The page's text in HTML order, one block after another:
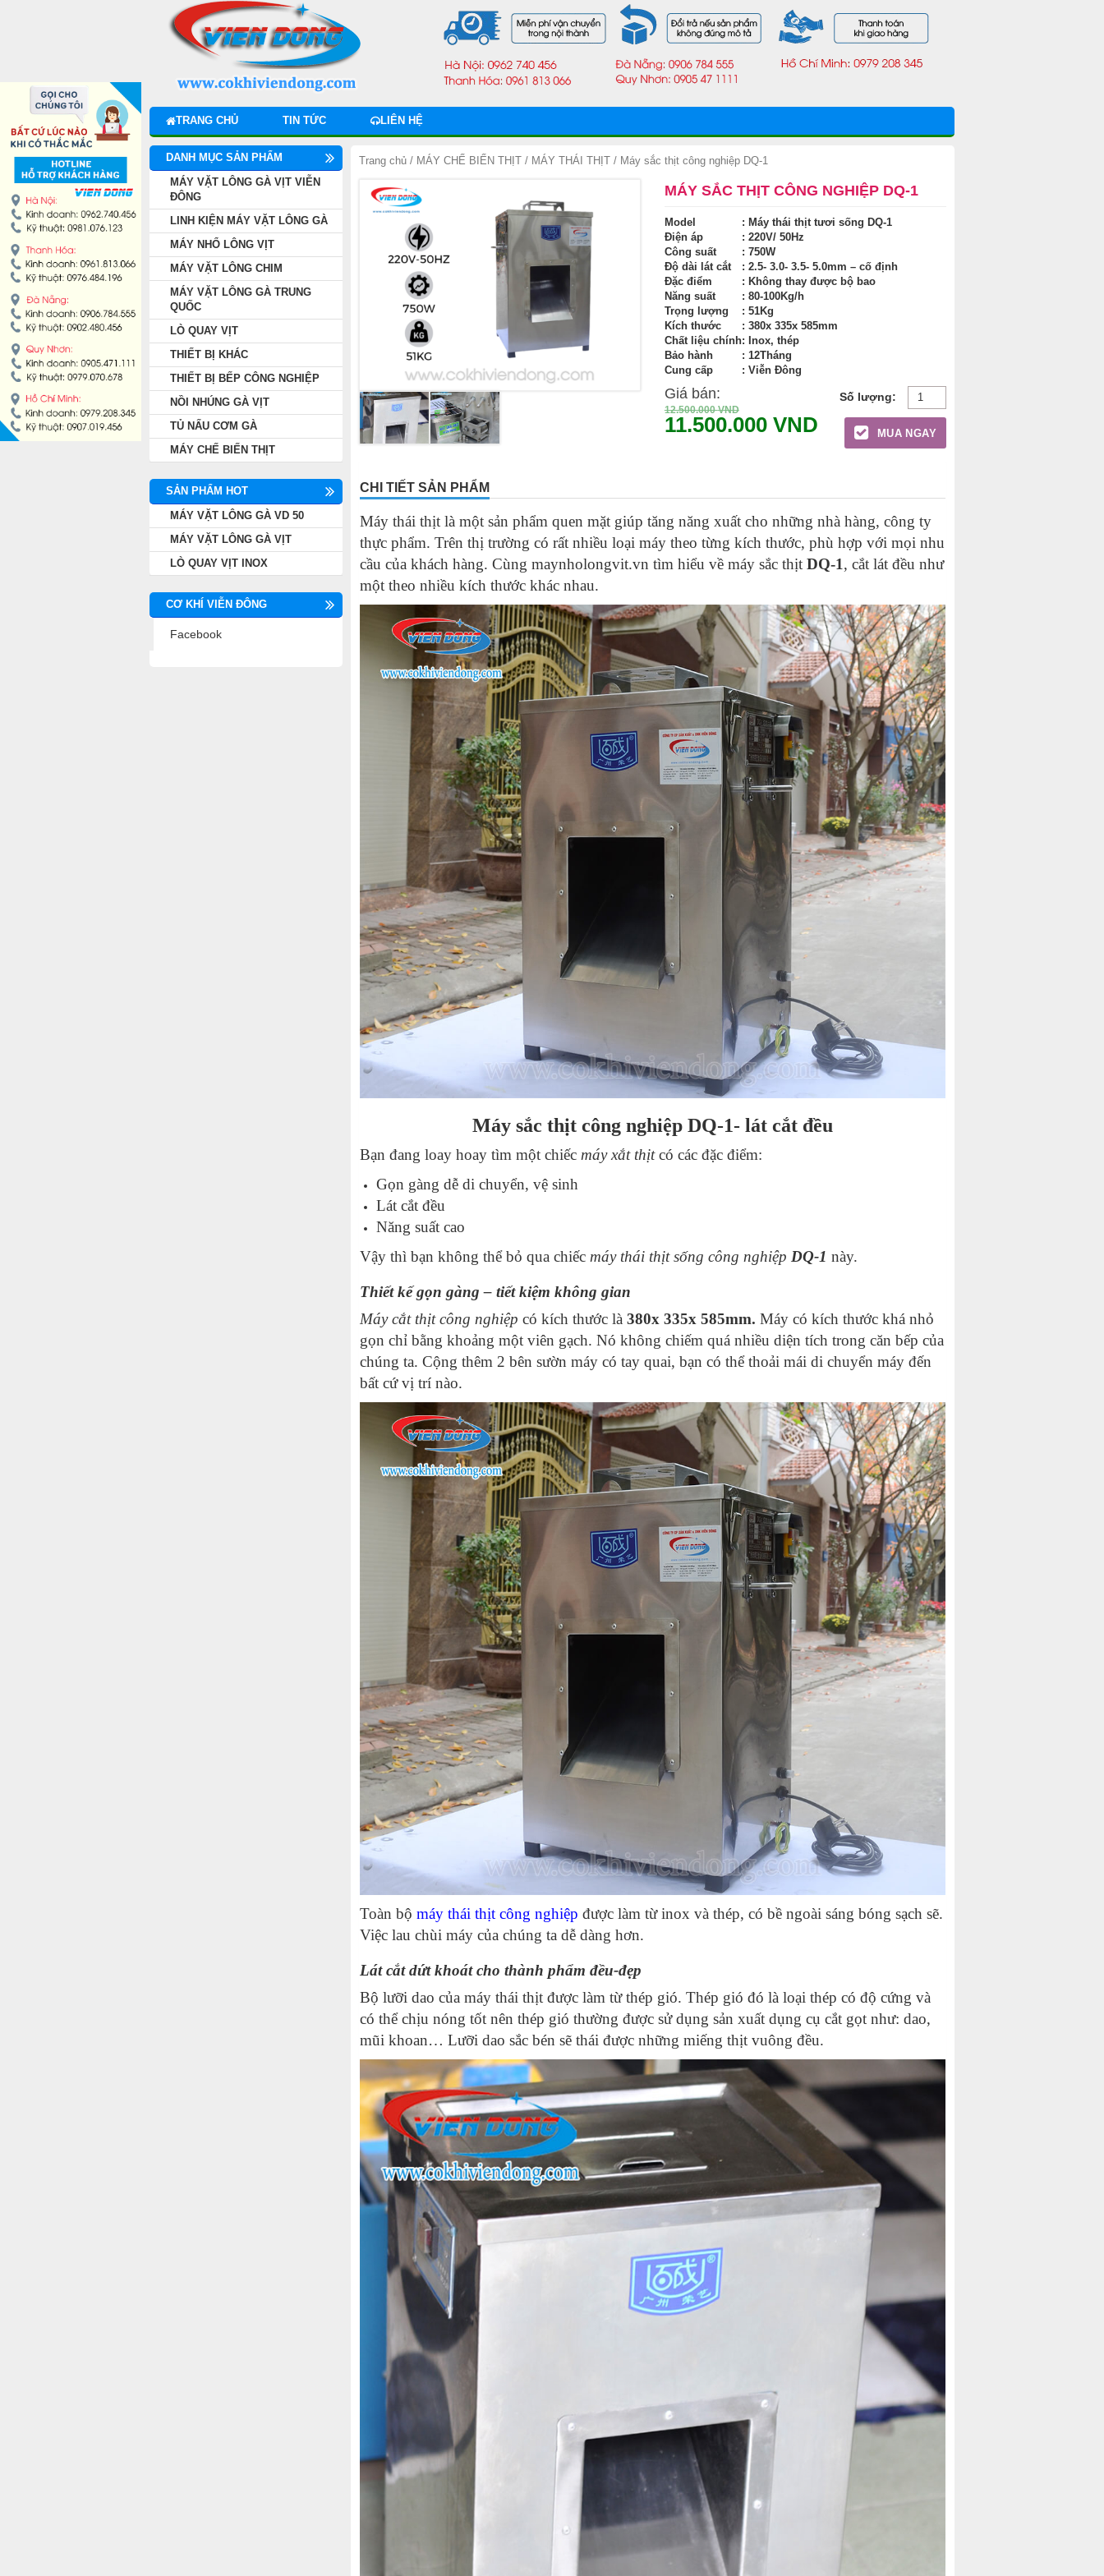
TRANG CHỦ TIN TỨC LIÊN HỆ
Trang chủ / MÁY CHẾ BIẾN THỊT / MÁY THÁI THỊT / Máy sắc thịt công nghiệp DQ-1
MÁY SẮC THỊT CÔNG NGHIỆP DQ-1
Model
: Máy thái thịt tươi sống DQ-1
Điện áp
: 220V/ 50Hz
Công suất
: 750W
Độ dài lát cắt
: 2.5- 3.0- 3.5- 5.0mm – cố định
Đặc điểm
: Không thay được bộ bao
Năng suất
: 80-100Kg/h
Trọng lượng
: 51Kg
Kích thước
: 380x 335x 585mm
Chất liệu chính: Inox, thép
Bảo hành
: 12Tháng
Cung cấp
: Viễn Đông
Giá bán:
12.500.000VND
11.500.000 VND MUA NGAY
CHI TIẾT SẢN PHẨM
Máy thái thịt là một sản phẩm quen mặt giúp tăng năng xuất cho những nhà hàng, công ty
thực phẩm. Trên thị trường có rất nhiều loại máy theo từng kích thước, phù hợp với mọi nhu
cầu của khách hàng. Cùng maynholongvit.vn tìm hiểu về máy sắc thịt DQ-1, cắt lát đều như
một theo nhiều kích thước khác nhau.
Máy sắc thịt công nghiệp DQ-1- lát cắt đều
Bạn đang loay hoay tìm một chiếc máy xắt thịtcó các đặc điểm:
Gọn gàng dễ di chuyển, vệ sinh
Lát cắt đều
Năng suất cao
Vậy thì bạn không thể bỏ qua chiếc máy thái thịt sống công nghiệp DQ-1 này.
Thiết kế gọn gàng – tiết kiệm không gian
Máy cắt thịt công nghiệp có kích thước là 380x 335x 585mm. Máy có kích thước khá nhỏ
gọn chỉ bằng khoảng một viên gạch. Nó không chiếm quá nhiều diện tích trong căn bếp của
chúng ta. Cộng thêm 2 bên sườn máy có tay quai, bạn có thể thoải mái di chuyển máy đến
bất cứ vị trí nào.
Toàn bộ máy thái thịt công nghiệp được làm từ inox và thép, có bề ngoài sáng bóng sạch sẽ.
Việc lau chùi máy của chúng ta dễ dàng hơn.
Lát cắt dứt khoát cho thành phẩm đều-đẹp
Bộ lưỡi dao của máy thái thịt được làm từ thép gió. Thép gió đó là loại thép có độ cứng và
có thể chịu nóng tốt nên thép gió thường được sử dụng sản xuất dụng cụ cắt gọt như: dao,
mũi khoan… Lưỡi dao sắc bén sẽ thái được những miếng thịt vuông đều.
DANH MỤC SẢN PHẨM
MÁY VẶT LÔNG GÀ VỊT VIỄN
ĐÔNG
LINH KIỆN MÁY VẶT LÔNG GÀ
MÁY NHỔ LÔNG VỊT
MÁY VẶT LÔNG CHIM
MÁY VẶT LÔNG GÀ TRUNG
QUỐC
LÒ QUAY VỊT
THIẾT BỊ KHÁC
THIẾT BỊ BẾP CÔNG NGHIỆP
NỒI NHÚNG GÀ VỊT
TỦ NẤU CƠM GÀ
MÁY CHẾ BIẾN THỊT
SẢN PHẨM HOT
MÁY VẶT LÔNG GÀ VD 50
MÁY VẶT LÔNG GÀ VỊT
LÒ QUAY VỊT INOX
CƠ KHÍ VIỄN ĐÔNG
Facebook
MÁY VẶT LÔNG GÀ VỊT VIỄN ĐÔNG
LINH KIỆN MÁY VẶT LÔNG GÀ
MÁY NHỔ LÔNG VỊT
MÁY VẶT LÔNG CHIM
MÁY VẶT LÔNG GÀ TRUNG QUỐC
LÒ QUAY VỊT
THIẾT BỊ KHÁC
THIẾT BỊ BẾP CÔNG NGHIỆP
TỦ NẤU CƠM GÀ